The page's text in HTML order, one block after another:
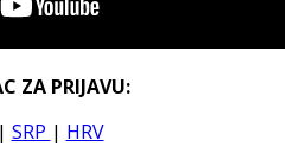
ZA PRIJAVU:
| SRP | HRV